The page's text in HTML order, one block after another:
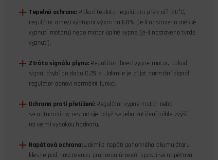
Tepelná ochrana:Pokud teplota regulátoru překročí 120°C,
regulátor omezí výstupní výkon na 60% (je-li nastaveno měkké
vypnutí motoru) nebo motor úplně vypne (je-li nastaveno tvrdé
vypnutí).
Ztráta signálu plynu: Regulátor ihned vypne motor, pokud
signál chybí po dobu 0,25 s. Jakmile je přijat normální signál,
regulátor obnoví normální funkci.
Ochrana proti přetížení:Regulátor vypne motor nebo
se automaticky restartuje, když se jeho zatížení náhle zvýší
na velmi vysokou hodnotu.
Napěťová ochrana:Jakmile napětí pohonného akumulátoru
klesne pod nastavenou prahovou úroveň, spustí se napěťová